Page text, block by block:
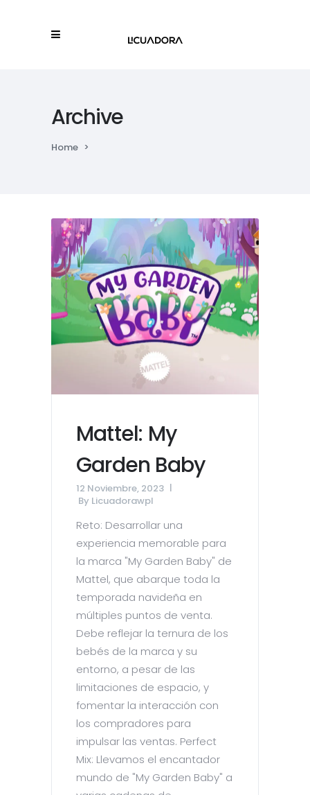
Archive
Home >
Mattel: My
Garden Baby
12 Noviembre, 2023
By Licuadorawpl
Reto: Desarrollar una
experiencia memorable para
la marca "My Garden Baby" de
Mattel, que abarque toda la
temporada navideña en
múltiples puntos de venta.
Debe reflejar la ternura de los
bebés de la marca y su
entorno, a pesar de las
limitaciones de espacio, y
fomentar la interacción con
los compradores para
impulsar las ventas. Perfect
Mix: Llevamos el encantador
mundo de "My Garden Baby" a